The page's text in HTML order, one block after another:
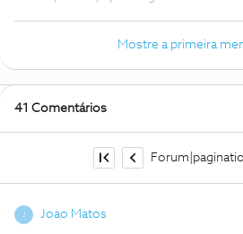
Mostre a primeira
41 Comentários
Joao Matos